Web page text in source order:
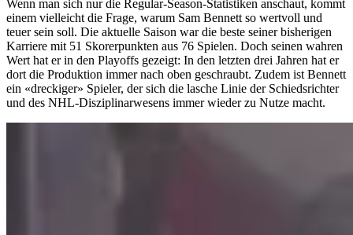
Wenn man sich nur die Regular-Season-Statistiken anschaut, kommt
einem vielleicht die Frage, warum Sam Bennett so wertvoll und
teuer sein soll. Die aktuelle Saison war die beste seiner bisherigen
Karriere mit 51 Skorerpunkten aus 76 Spielen. Doch seinen wahren
Wert hat er in den Playoffs gezeigt: In den letzten drei Jahren hat er
dort die Produktion immer nach oben geschraubt. Zudem ist Bennett
ein «dreckiger» Spieler, der sich die lasche Linie der Schiedsrichter
und des NHL-Disziplinarwesens immer wieder zu Nutze macht.